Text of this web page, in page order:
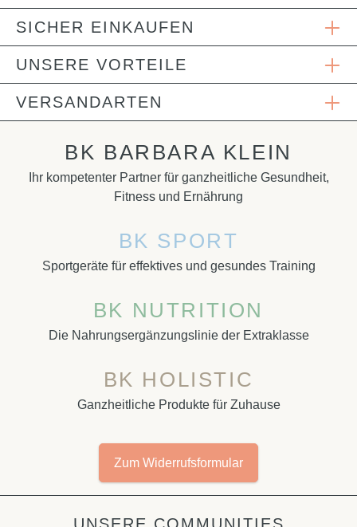
VERSANDARTEN
UNSERE VORTEILE
SICHER EINKAUFEN
BK BARBARA KLEIN
Ihr kompetenter Partner für ganzheitliche Gesundheit,
Fitness und Ernährung
BK SPORT
Sportgeräte für effektives und gesundes Training
BK NUTRITION
Die Nahrungsergänzungslinie der Extraklasse
BK HOLISTIC
Ganzheitliche Produkte für Zuhause
Zum Widerrufsformular